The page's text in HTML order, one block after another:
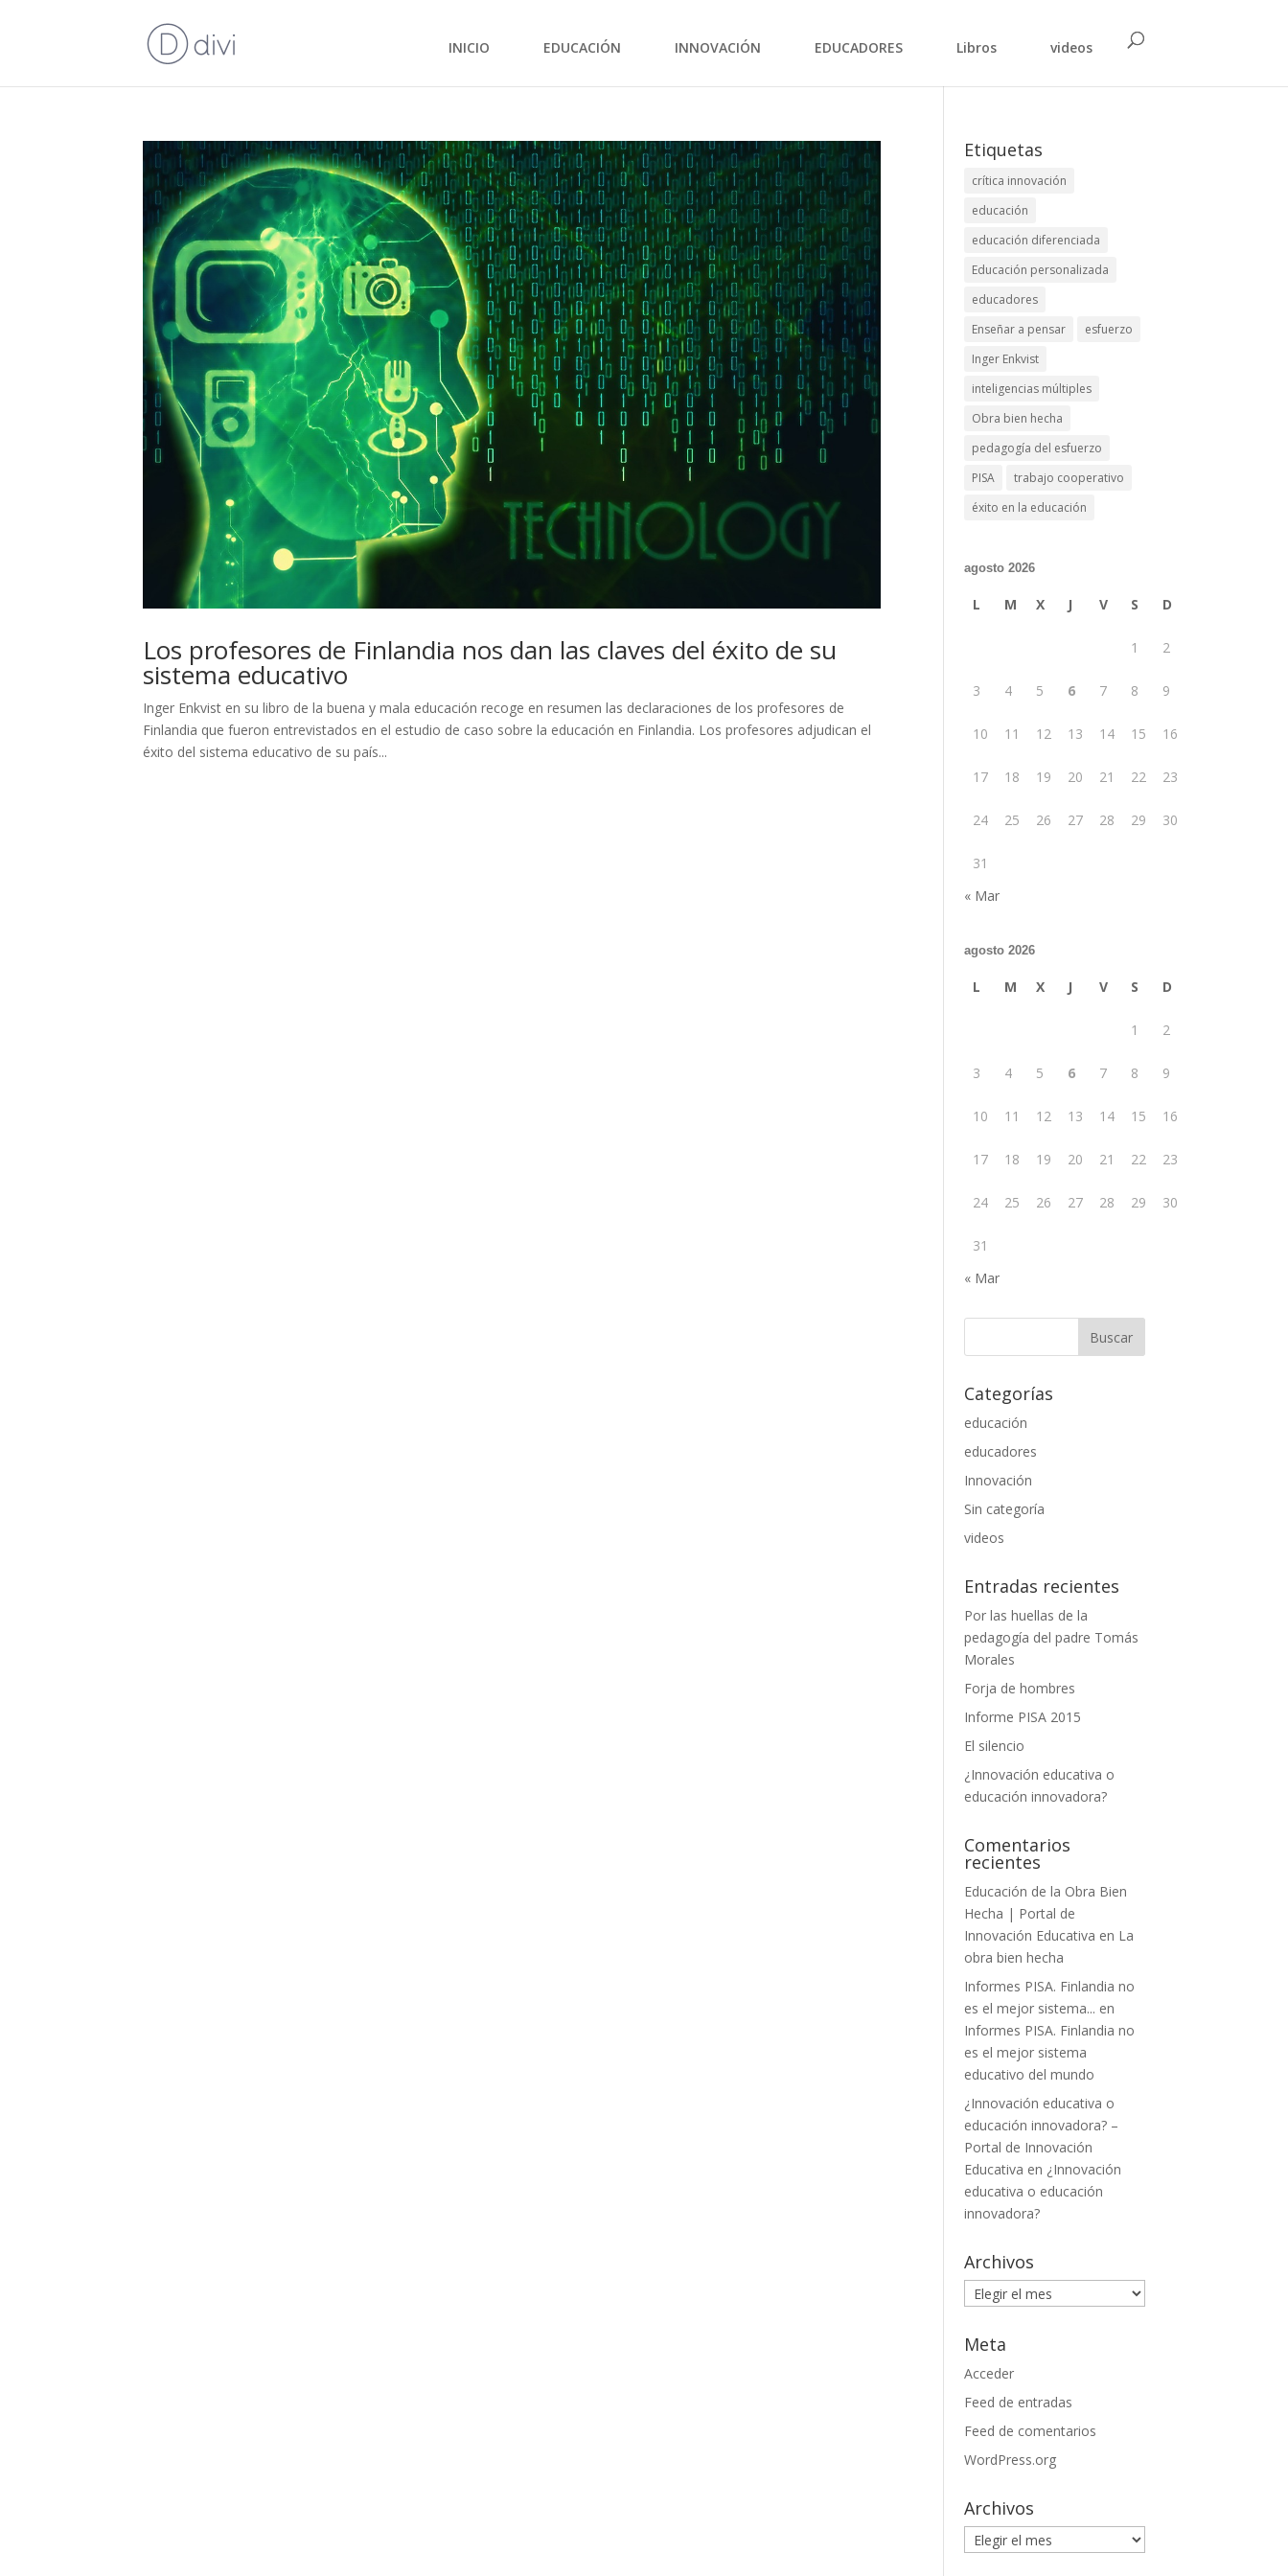
INICIO EDUCACIÓN INNOVACIÓN EDUCADORES Libros videos
Los profesores de Finlandia nos dan las claves del éxito de su
sistema educativo
Inger Enkvist en su libro de la buena y mala educación recoge en resumen las declaraciones de los profesores de
Finlandia que fueron entrevistados en el estudio de caso sobre la educación en Finlandia. Los profesores adjudican el
éxito del sistema educativo de su país...
Etiquetas
crítica innovación
educación
educación diferenciada
Educación personalizada
educadores
Enseñar a pensar
esfuerzo
Inger Enkvist
inteligencias múltiples
Obra bien hecha
pedagogía del esfuerzo
PISA
trabajo cooperativo
éxito en la educación
agosto 2026
L M X J V S D
1 2
3 4 5 6 7 8 9
10 11 12 13 14 15 16
17 18 19 20 21 22 23
24 25 26 27 28 29 30
31
« Mar
agosto 2026
L M X J V S D
1 2
3 4 5 6 7 8 9
10 11 12 13 14 15 16
17 18 19 20 21 22 23
24 25 26 27 28 29 30
31
« Mar
Categorías
educación
educadores
Innovación
Sin categoría
videos
Entradas recientes
Por las huellas de la
pedagogía del padre Tomás
Morales
Forja de hombres
Informe PISA 2015
El silencio
¿Innovación educativa o
educación innovadora?
Comentarios
recientes
Educación de la Obra Bien
Hecha | Portal de
Innovación Educativa en La
obra bien hecha
Informes PISA. Finlandia no
es el mejor sistema... en
Informes PISA. Finlandia no
es el mejor sistema
educativo del mundo
¿Innovación educativa o
educación innovadora? –
Portal de Innovación
Educativa en ¿Innovación
educativa o educación
innovadora?
Archivos
Archivos
Meta
Acceder
Feed de entradas
Feed de comentarios
WordPress.org
Archivos
Archivos